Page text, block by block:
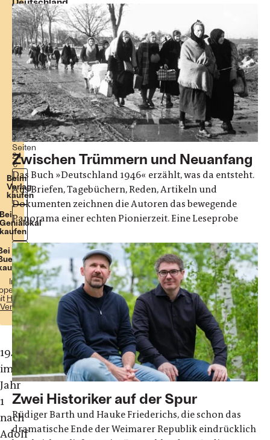
1946
–
Das
Wunder
beginnt
Rüdiger
Barth,
Hauke
Friederichs
Hardcover,
gebunden
336
Seiten
24
€
Beim
Verlag
kaufen
In
Heyne
Verlag
1946,
im
Jahr
1
nach
Adolf
Zwischen Trümmern und Neuanfang
Das Buch »Deutschland 1946« erzählt, was da entsteht.
Aus Briefen, Tagebüchern, Reden, Artikeln und
Dokumenten zeichnen die Autoren das bewegende
Panorama einer echten Pionierzeit. Eine Leseprobe
Zwei Historiker auf der Spur
Rüdiger Barth und Hauke Friederichs, die schon das
dramatische Ende der Weimarer Republik eindrücklich